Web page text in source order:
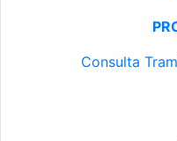
Consulta